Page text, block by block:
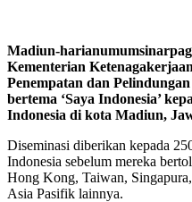
Madiun-
Kementerian
Penempatan dan
bertema ‘Saya Indonesia’
Indonesia di kota Madiun,
Diseminasi diberikan kepada
Indonesia sebelum mereka
Hong Kong, Taiwan,
Asia Pasifik lainnya.